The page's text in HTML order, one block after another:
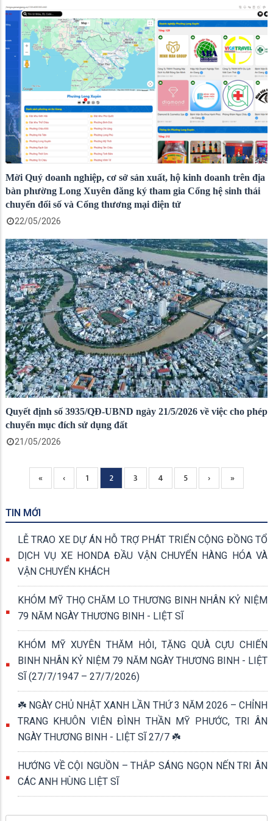
Mời Quý doanh nghiệp, cơ sở sản xuất, hộ kinh doanh trên địa
bàn phường Long Xuyên đăng ký tham gia Cổng hệ sinh thái
chuyển đổi số và Cổng thương mại điện tử
22/05/2026
Quyết định số 3935/QĐ-UBND ngày 21/5/2026 về việc cho phép
chuyển mục đích sử dụng đất
21/05/2026
Pagination
Trang
đầu
«
Previous
page
‹ Page
1
Current
page
2 Page
3 Page
4 Page
5
Next
page
›
Trang
cuối
»
TIN MỚI
LỄ TRAO XE DỰ ÁN HỖ TRỢ PHÁT TRIỂN CỘNG ĐỒNG TỔ
DỊCH VỤ XE HONDA ĐẦU VẬN CHUYỂN HÀNG HÓA VÀ
VẬN CHUYỂN KHÁCH
KHÓM MỸ THỌ CHĂM LO THƯƠNG BINH NHÂN KỶ NIỆM
79 NĂM NGÀY THƯƠNG BINH - LIỆT SĨ
KHÓM MỸ XUYÊN THĂM HỎI, TẶNG QUÀ CỰU CHIẾN
BINH NHÂN KỶ NIỆM 79 NĂM NGÀY THƯƠNG BINH - LIỆT
SĨ (27/7/1947 – 27/7/2026)
☘️ NGÀY CHỦ NHẬT XANH LẦN THỨ 3 NĂM 2026 – CHỈNH
TRANG KHUÔN VIÊN ĐÌNH THẦN MỸ PHƯỚC, TRI ÂN
NGÀY THƯƠNG BINH - LIỆT SĨ 27/7 ☘️
HƯỚNG VỀ CỘI NGUỒN – THẮP SÁNG NGỌN NẾN TRI ÂN
CÁC ANH HÙNG LIỆT SĨ